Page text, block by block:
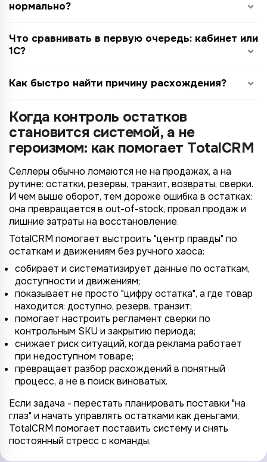
нормально?
Что сравнивать в первую очередь: кабинет или
1С?
Как быстро найти причину расхождения?
Когда контроль остатков
становится системой, а не
героизмом: как помогает TotalCRM
Селлеры обычно ломаются не на продажах, а на
рутине: остатки, резервы, транзит, возвраты, сверки.
И чем выше оборот, тем дороже ошибка в остатках:
она превращается в out-of-stock, провал продаж и
лишние затраты на восстановление.
TotalCRM помогает выстроить "центр правды" по
остаткам и движениям без ручного хаоса:
собирает и систематизирует данные по остаткам,
доступности и движениям;
показывает не просто "цифру остатка", а где товар
находится: доступно, резерв, транзит;
помогает настроить регламент сверки по
контрольным SKU и закрытию периода;
снижает риск ситуаций, когда реклама работает
при недоступном товаре;
превращает разбор расхождений в понятный
процесс, а не в поиск виноватых.
Если задача - перестать планировать поставки "на
глаз" и начать управлять остатками как деньгами,
TotalCRM помогает поставить систему и снять
постоянный стресс с команды.